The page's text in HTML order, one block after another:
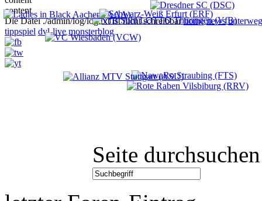
content
Die Datei ./admin/log/log.txt ist nicht schreibbarhome news
tippspiel dvl-live monsterblog
Seite durchsuchen